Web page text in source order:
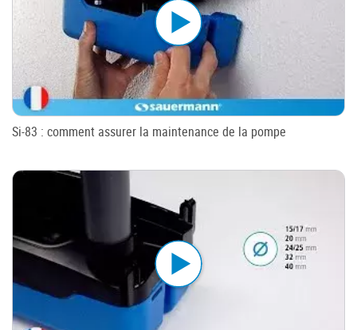
Si-83 : comment assurer la maintenance de la pompe